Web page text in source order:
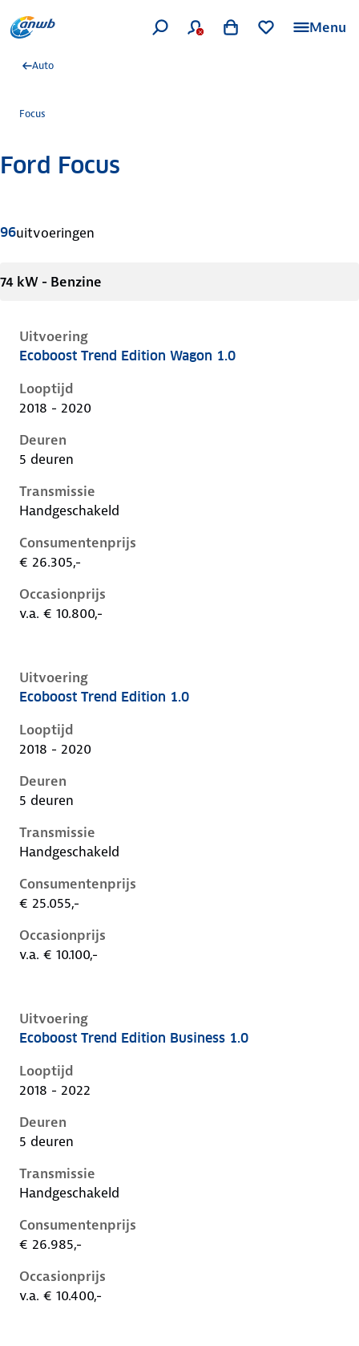
Menu
Auto
Focus
Ford Focus
96uitvoeringen
74 kW - Benzine
Uitvoering
Ford Focus iv, wagon 1.0, 74 kW, Benzine, 5 deuren
Ecoboost Trend Edition Wagon 1.0
Looptijd
2018 - 2020
Deuren
5 deuren
Transmissie
Handgeschakeld
Consumentenprijs
€ 26.305,-
Occasionprijs
v.a. € 10.800,-
Uitvoering
Ford Focus iv, 1.0, 74 kW, Benzine, 5 deuren
Ecoboost Trend Edition 1.0
Looptijd
2018 - 2020
Deuren
5 deuren
Transmissie
Handgeschakeld
Consumentenprijs
€ 25.055,-
Occasionprijs
v.a. € 10.100,-
Uitvoering
Ford Focus iv, 1.0, 74 kW, Benzine, 5 deuren
Ecoboost Trend Edition Business 1.0
Looptijd
2018 - 2022
Deuren
5 deuren
Transmissie
Handgeschakeld
Consumentenprijs
€ 26.985,-
Occasionprijs
v.a. € 10.400,-